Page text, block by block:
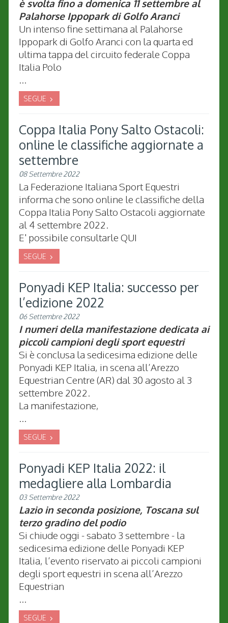
è svolta fino a domenica 11 settembre al
Palahorse Ippopark di Golfo Aranci
Un intenso fine settimana al Palahorse
Ippopark di Golfo Aranci con la quarta ed
ultima tappa del circuito federale Coppa
Italia Polo
...
SEGUE
Coppa Italia Pony Salto Ostacoli:
online le classifiche aggiornate a
settembre
08 Settembre 2022
La Federazione Italiana Sport Equestri
informa che sono online le classifiche della
Coppa Italia Pony Salto Ostacoli aggiornate
al 4 settembre 2022.
E' possibile consultarle QUI
SEGUE
Ponyadi KEP Italia: successo per
l’edizione 2022
06 Settembre 2022
I numeri della manifestazione dedicata ai
piccoli campioni degli sport equestri
Si è conclusa la sedicesima edizione delle
Ponyadi KEP Italia, in scena all’Arezzo
Equestrian Centre (AR) dal 30 agosto al 3
settembre 2022.
La manifestazione,
...
SEGUE
Ponyadi KEP Italia 2022: il
medagliere alla Lombardia
03 Settembre 2022
Lazio in seconda posizione, Toscana sul
terzo gradino del podio
Si chiude oggi - sabato 3 settembre - la
sedicesima edizione delle Ponyadi KEP
Italia, l’evento riservato ai piccoli campioni
degli sport equestri in scena all’Arezzo
Equestrian
...
SEGUE